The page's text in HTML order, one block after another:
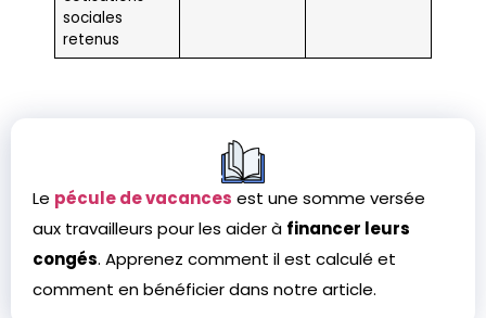
sociales
retenus
Le pécule de vacances est une somme versée
aux travailleurs pour les aider à financer leurs
congés. Apprenez comment il est calculé et
comment en bénéficier dans notre article.